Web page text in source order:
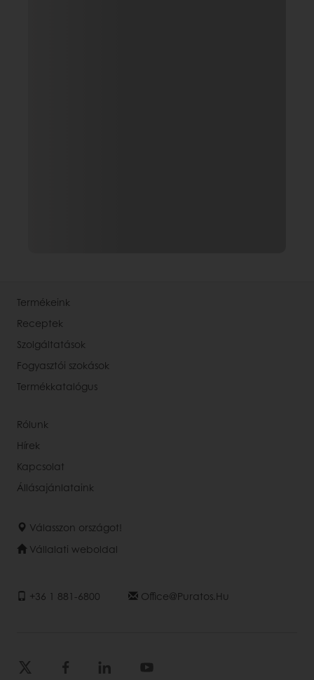
Termékeink
Receptek
Szolgáltatások
Fogyasztói szokások
Termékkatalógus
Rólunk
Hírek
Kapcsolat
Állásajánlataink
Válasszon országot!
Vállalati weboldal
+36 1 881-6800 Office@puratos.hu